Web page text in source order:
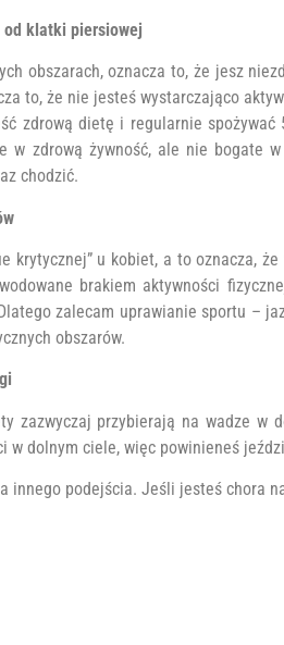
od klatki piersiowej
obszarach, oznacza to, że jesz
to, że nie jesteś wystarczająco
zdrową dietę i regularnie
w zdrową żywność, ale nie bogate
chodzić.
krytycznej” u kobiet, a to oznacza,
brakiem aktywności
zalecam uprawianie sportu –
obszarów.
zazwyczaj przybierają na wadze w
w dolnym ciele, więc powinieneś
innego podejścia. Jeśli jesteś chora